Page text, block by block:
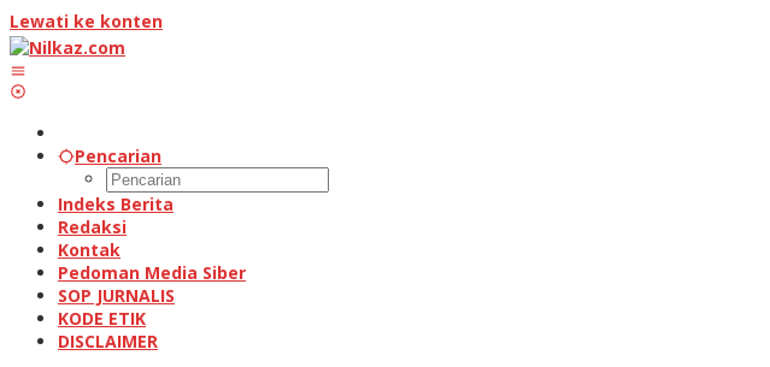
Lewati ke konten
Pencarian
Indeks Berita
Redaksi
Kontak
Pedoman Media Siber
SOP JURNALIS
KODE ETIK
DISCLAIMER